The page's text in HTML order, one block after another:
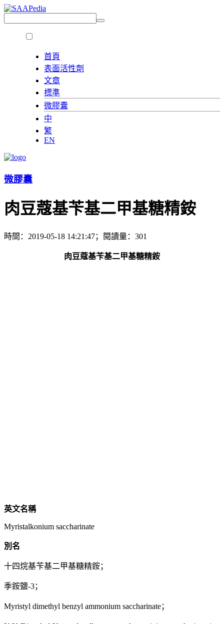
首頁
表面活性劑
文章
標準
微膠囊
中
繁
EN
微膠囊
肉豆蔻基苄基二甲基糖精銨
時間：2019-05-18 14:21:47；閱讀量：301
肉豆蔻基苄基二甲基糖精銨
英文名稱
Myristalkonium saccharinate
別名
十四烷基苄基二甲基糖精銨；
季銨鹽-3；
Myristyl dimethyl benzyl ammonium saccharinate；